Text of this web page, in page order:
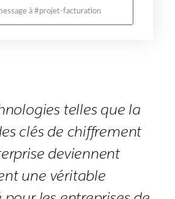
à #projet-facturation
telles que la
clés de chiffrement
deviennent
une véritable